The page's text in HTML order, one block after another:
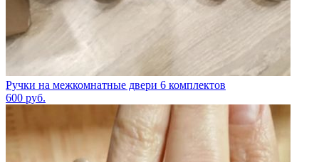
Ручки на межкомнатные двери 6 комплектов
600 руб.